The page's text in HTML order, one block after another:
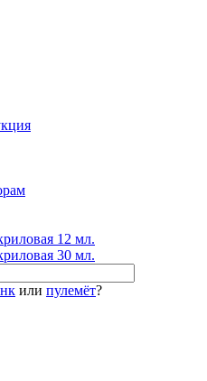
12 мл.
30 мл.
или пулемёт?